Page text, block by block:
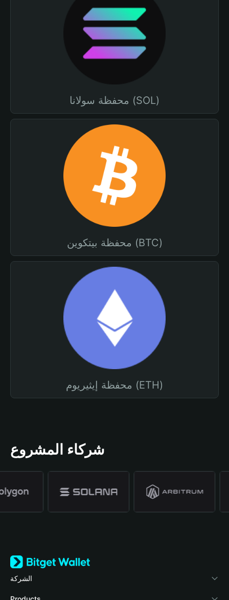
محفظة سولانا (SOL)
محفظة بيتكوين (BTC)
محفظة إيثيريوم (ETH)
شركاء المشروع
الشركة